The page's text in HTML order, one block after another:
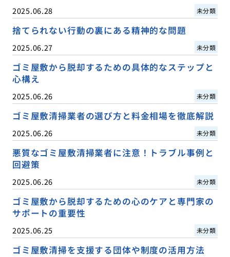
2025.06.28 未分類
捨てられない行動の裏にある精神的な問題
2025.06.27 未分類
ゴミ屋敷から脱却するための具体的なステップと
心構え
2025.06.26 未分類
ゴミ屋敷清掃業者の選び方と料金相場を徹底解説
2025.06.26 未分類
悪質なゴミ屋敷清掃業者に注意！トラブル事例と
回避策
2025.06.26 未分類
ゴミ屋敷から脱却するための心のケアと専門家の
サポートの重要性
2025.06.25 未分類
ゴミ屋敷清掃を支援する団体や制度の活用方法